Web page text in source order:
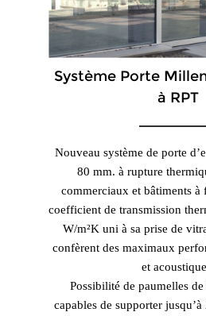
Système Porte
à RPT
Nouveau système de porte
80 mm. à rupture
commerciaux et bâtiments à
coefficient de transmission
W/m²K uni à sa prise de
confèrent des maximaux
et
Possibilité de paumelles de
capables de supporter